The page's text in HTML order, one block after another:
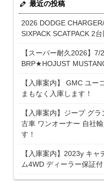
最近の投稿
2026 DODGE
SIXPACK SCATPACK 2台
【スーパー耐久2026】
BRP★HOJUST
【入庫案内】 GMC ユ
まもなく入庫します！
【入庫案内】ジープ グ
古車 ワンオーナー 自社
す！
【入庫案内】2023y キ
ム4WD ディーラー保証